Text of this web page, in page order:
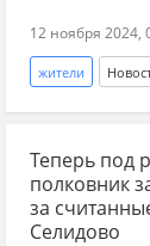
12 ноября 2024,
жители
Курская область
Украина
вторжение
Теперь под
полковник
за
Селидово